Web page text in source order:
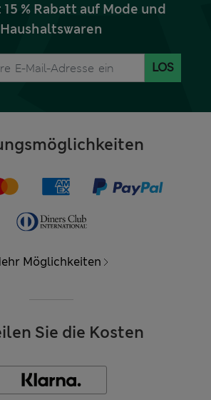
% Rabatt auf Mode und
Haushaltswaren
LOS
Möglichkeiten
Sie die Kosten